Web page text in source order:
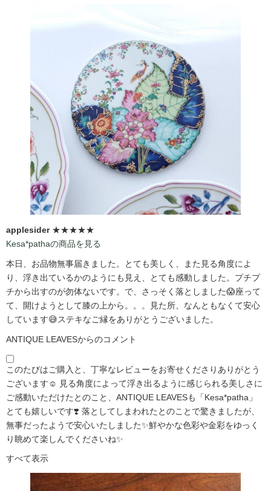
applesider ★★★★★
Kesa*pathaの商品を見る
本日、お品物無事届きました。とても美しく、また見る角度によ
り、浮き出ているかのようにも見え、とても感動しました。プチプ
チから出すのが勿体ないです。で、さっそく落としました😱座って
て、開けようとして膝の上から。。。見た所、なんともなくて安心
しています😅ステキなご縁をありがとうございました。
ANTIQUE LEAVESからのコメント
このたびはご購入と、丁寧なレビューをお寄せくださりありがとう
ございます☺️ 見る角度によって浮き出るように感じられる美しさに
ご感動いただけたとのこと、ANTIQUE LEAVESも「Kesa*patha」
とても嬉しいです❣️ 落としてしまわれたとのことで驚きましたが、
無事だったようで安心いたしました✨鮮やかな色彩や金彩をゆっく
り眺めて楽しんでくださいね✨
すべて表示